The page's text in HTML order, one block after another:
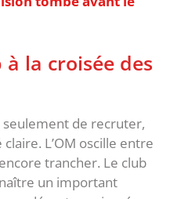
la croisée des
seulement de recruter,
L’OM oscille entre
trancher. Le club
un important